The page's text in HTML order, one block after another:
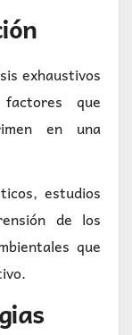
exhaustivos
que
en una
estudios
de los
que